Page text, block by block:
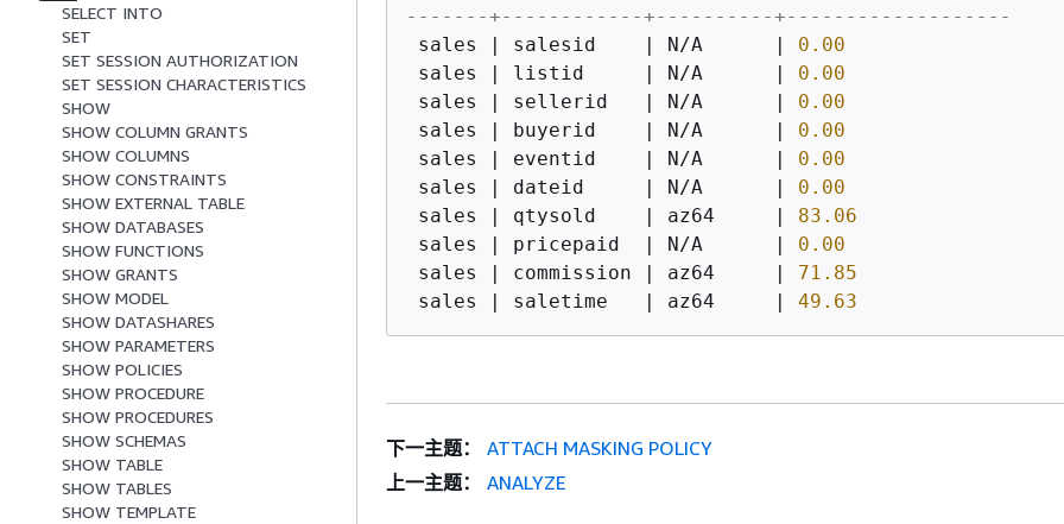
SELECT INTO
SET
SET SESSION AUTHORIZATION
SET SESSION CHARACTERISTICS
SHOW
SHOW COLUMN GRANTS
SHOW COLUMNS
SHOW CONSTRAINTS
SHOW EXTERNAL TABLE
SHOW DATABASES
SHOW FUNCTIONS
SHOW GRANTS
SHOW MODEL
SHOW DATASHARES
SHOW PARAMETERS
SHOW POLICIES
SHOW PROCEDURE
SHOW PROCEDURES
SHOW SCHEMAS
SHOW TABLE
SHOW TABLES
SHOW TEMPLATE
-------+------------+----------+-------------------
sales
| salesid | N/A |
0.00
sales
| listid | N/A |
0.00
sales
| sellerid | N/A |
0.00
sales
| buyerid | N/A |
0.00
sales
| eventid | N/A |
0.00
sales
| dateid | N/A |
0.00
sales
| qtysold | az64 |
83.06
sales
| pricepaid | N/A |
0.00
sales
| commission | az64 |
71.85
sales
| saletime | az64 | 49.63
下一主题：
ATTACH MASKING POLICY
上一主题：
ANALYZE